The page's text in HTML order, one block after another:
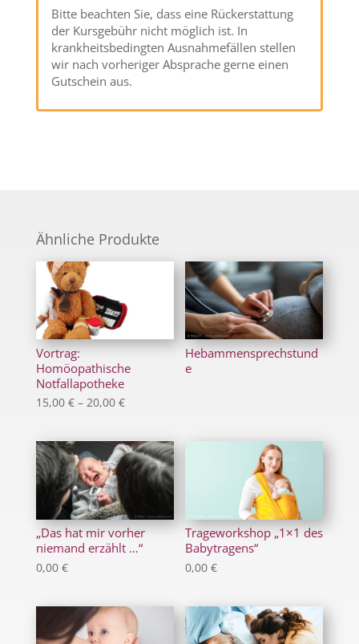
Bitte beachten Sie, dass eine Rückerstattung
der Kursgebühr nicht möglich ist. In
krankheitsbedingten Ausnahmefällen stellen
wir nach vorheriger Absprache gerne einen
Gutschein aus.
Ähnliche Produkte
Vortrag:
Homöopathische
Notfallapotheke
15,00 € – 20,00 €Preisspanne:
Hebammensprechstund
e
„Das hat mir vorher
niemand erzählt …“
0,00 €
Trageworkshop „1×1 des
Babytragens“
0,00€